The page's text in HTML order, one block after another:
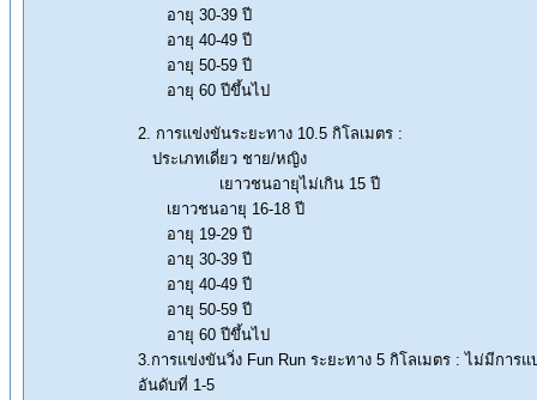
อายุ 30-39 ปี
อายุ 40-49 ปี
อายุ 50-59 ปี
อายุ 60 ปีขึ้นไป
2. การแข่งขันระยะทาง 10.5 กิโลเมตร :
ประเภทเดี่ยว ชาย/หญิง
เยาวชนอายุไม่เกิน 15 ปี
เยาวชนอายุ 16-18 ปี
อายุ 19-29 ปี
อายุ 30-39 ปี
อายุ 40-49 ปี
อายุ 50-59 ปี
อายุ 60 ปีขึ้นไป
3.การแข่งขันวิ่ง Fun Run ระยะทาง 5 กิโลเมตร : ไม่มีกา
อันดับที่ 1-5